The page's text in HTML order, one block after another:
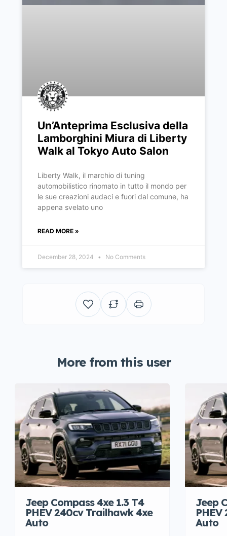
Un’Anteprima Esclusiva della
Lamborghini Miura di Liberty
Walk al Tokyo Auto Salon
Liberty Walk, il marchio di tuning
automobilistico rinomato in tutto il mondo per
le sue creazioni audaci e fuori dal comune, ha
appena svelato uno
READ MORE »
December 28, 2024 No Comments
More from this user
Jeep Compass 4xe 1.3 T4
PHEV 240cv Trailhawk 4xe
Auto
Jeep
Auto